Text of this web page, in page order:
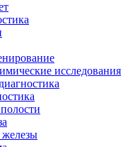
исследования